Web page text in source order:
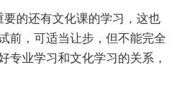
的还有文化课的学习，这也
前，可适当让步，但不能完全
专业学习和文化学习的关系，